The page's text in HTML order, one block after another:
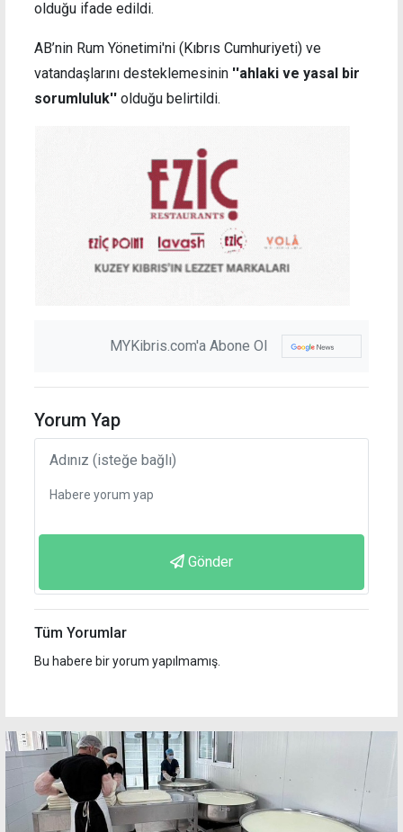
olduğu ifade edildi.
AB’nin Rum Yönetimi'ni (Kıbrıs Cumhuriyeti) ve
vatandaşlarını desteklemesinin ''ahlaki ve yasal bir
sorumluluk'' olduğu belirtildi.
MYKibris.com'a Abone Ol
Yorum Yap
Gönder
Tüm Yorumlar
Bu habere bir yorum yapılmamış.